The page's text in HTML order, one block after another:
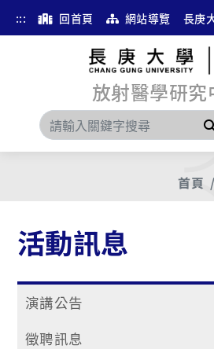
::: 回首頁 網站導覽 長庚
放射醫學研究
首頁
活動訊息
演講公告
徵聘訊息